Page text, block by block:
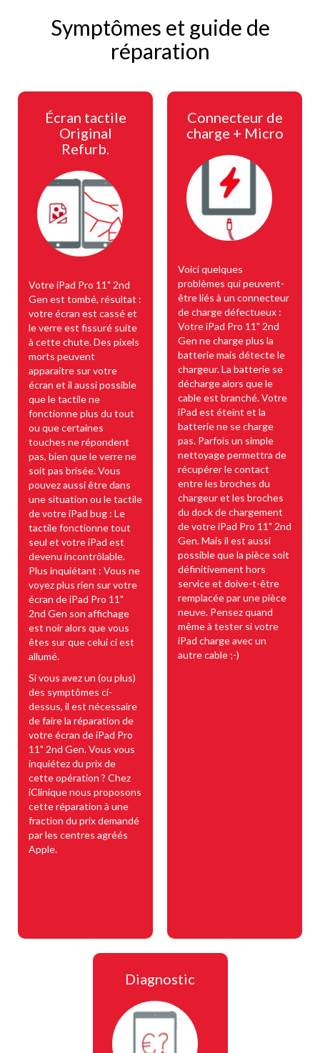
Symptômes et guide de
réparation
Écran tactile
Original
Refurb.
Votre iPad Pro 11" 2nd
Gen est tombé, résultat :
votre écran est cassé et
le verre est fissuré suite
à cette chute. Des pixels
morts peuvent
apparaitre sur votre
écran et il aussi possible
que le tactile ne
fonctionne plus du tout
ou que certaines
touches ne répondent
pas, bien que le verre ne
soit pas brisée. Vous
pouvez aussi être dans
une situation ou le tactile
de votre iPad bug : Le
tactile fonctionne tout
seul et votre iPad est
devenu incontrôlable.
Plus inquiétant : Vous ne
voyez plus rien sur votre
écran de iPad Pro 11"
2nd Gen son affichage
est noir alors que vous
êtes sur que celui ci est
allumé.
Si vous avez un (ou plus)
des symptômes ci-
dessus, il est nécessaire
de faire la réparation de
votre écran de iPad Pro
11" 2nd Gen. Vous vous
inquiétez du prix de
cette opération ? Chez
iClinique nous proposons
cette réparation à une
fraction du prix demandé
par les centres agréés
Apple.
Connecteur de
charge + Micro
Voici quelques
problèmes qui peuvent-
être liés à un connecteur
de charge défectueux :
Votre iPad Pro 11" 2nd
Gen ne charge plus la
batterie mais détecte le
chargeur. La batterie se
décharge alors que le
cable est branché. Votre
iPad est éteint et la
batterie ne se charge
pas. Parfois un simple
nettoyage permettra de
récupérer le contact
entre les broches du
chargeur et les broches
du dock de chargement
de votre iPad Pro 11" 2nd
Gen. Mais il est aussi
possible que la pièce soit
définitivement hors
service et doive-t-être
remplacée par une pièce
neuve. Pensez quand
même à tester si votre
iPad charge avec un
autre cable ;-)
Diagnostic